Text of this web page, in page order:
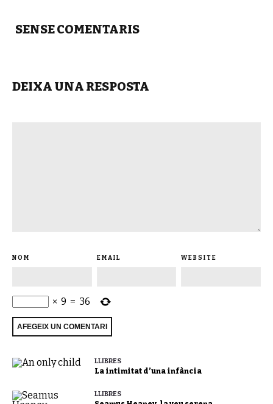
SENSE COMENTARIS
DEIXA UNA RESPOSTA
NOM EMAIL WEBSITE
× 9 = 36
LLIBRES
La intimitat d’una infància
LLIBRES